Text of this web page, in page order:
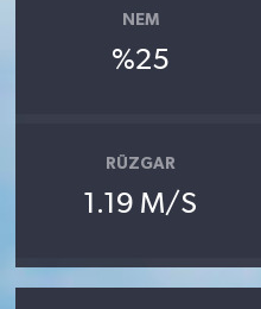
NEM
%25
RÜZGAR
1.19 M/S